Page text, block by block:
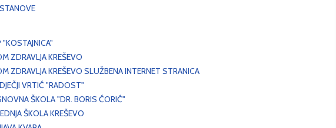
"KOSTAJNICA"
ZDRAVLJA KREŠEVO
ZDRAVLJA KREŠEVO SLUŽBENA INTERNET STRANICA
VRTIĆ "RADOST"
ŠKOLA "DR. BORIS ĆORIĆ"
ŠKOLA KREŠEVO